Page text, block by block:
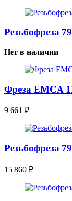
Резьбофреза
Нет в наличии
Фреза EMCA
9 661 ₽
Резьбофреза
15 860 ₽